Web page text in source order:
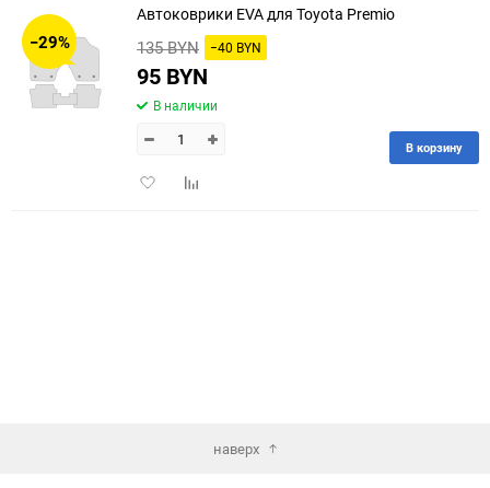
150
−29%
Автоковрики EVA для Toyota Premio
135 BYN −40 BYN
95 BYN
В наличии
ДобавитьДобавить
В корзину
наверх